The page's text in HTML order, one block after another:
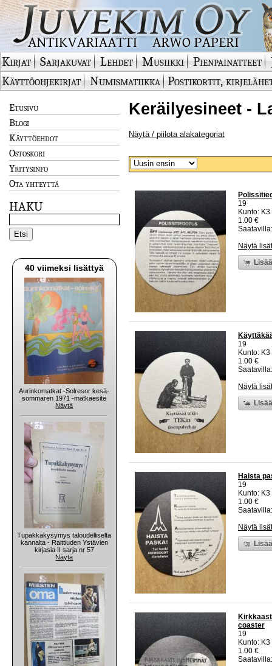
Kirjat Sarjakuvat Lehdet Musiikki Pienpainatteet
Käyttöohjekirjat
Numismatiikka Postikortit,
Etusivu
Blogi
Käyttöehdot
Ostoskori
Yritysinfo
Ota yhteyttä
HAKU
40 viimeksi lisättyä
Aurinkomatkat -Solresor kesä-
sommaren 1971 -matkaesite
Näytä
Tupakkakysymys taloudelliselta
kannalta - Raittiuden Ystävien
kirjasia II sarja nr 57
Näytä
Keräilyesineet -
Näytä / piilota alakategoriat
19
Kunto:
1.00 €
Näytä
19
Kunto:
1.00 €
Näytä
Haista
19
Kunto:
1.00 €
Näytä
coaster
19
Kunto:
1.00 €